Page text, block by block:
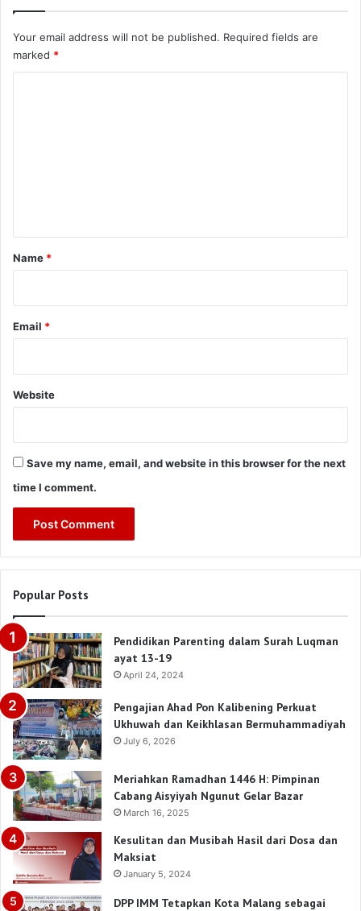
Your email address will not be published. Required fields are
marked *
*
Name *
Email *
Website
Save my name, email, and website in this browser for the next
time I comment.
Popular Posts
Pendidikan Parenting dalam Surah Luqman
ayat 13-19
April 24, 2024
Pengajian Ahad Pon Kalibening Perkuat
Ukhuwah dan Keikhlasan Bermuhammadiyah
July 6, 2026
Meriahkan Ramadhan 1446 H: Pimpinan
Cabang Aisyiyah Ngunut Gelar Bazar
March 16, 2025
Kesulitan dan Musibah Hasil dari Dosa dan
Maksiat
January 5, 2024
DPP IMM Tetapkan Kota Malang sebagai